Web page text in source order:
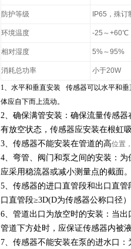
防护等级 IP65，殊
环境温度 -25～+60℃
相对湿度 5%～95%
消耗总功率 小于20W
1、水平和垂直安装 传感器可以水平和
体应自下而上流动。
2、 确保满管安装：确保流量传感
有放空状态，传感器应安装在根虹
3、 传感器不能安装在管道的高位置
4、 弯管、阀门和泵之间的安装：
应采用稳流器或减小测量点的截面
5、 传感器的进口直管段和出口直
口直管段≥3D(D为传感器公称口径
6、 管道出口为放空时的安装：当
管道下方处时，应保证传感器内被
7、 传感器不能安装在泵的进水口